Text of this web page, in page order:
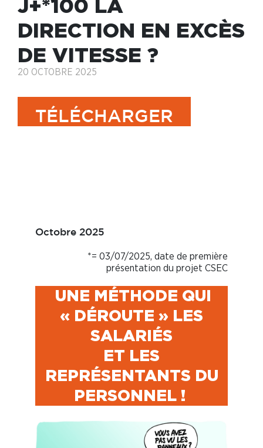
J+*100 LA
DIRECTION EN EXCÈS
DE VITESSE ?
20 OCTOBRE 2025
TÉLÉCHARGER
Octobre 2025
*= 03/07/2025, date de première
présentation du projet CSEC
UNE MÉTHODE QUI
« DÉROUTE » LES
SALARIÉS
ET LES
REPRÉSENTANTS DU
PERSONNEL !